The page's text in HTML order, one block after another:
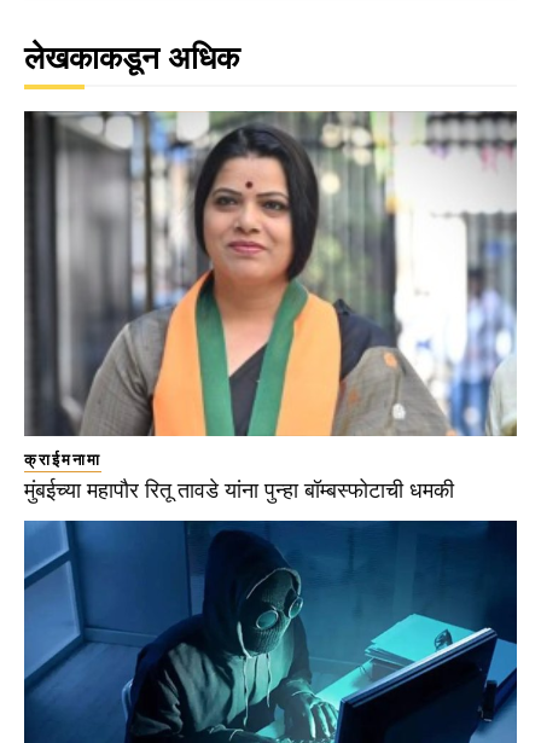
लेखकाकडून अधिक
क्राईमनामा
मुंबईच्या महापौर रितू तावडे यांना पुन्हा बॉम्बस्फोटाची धमकी